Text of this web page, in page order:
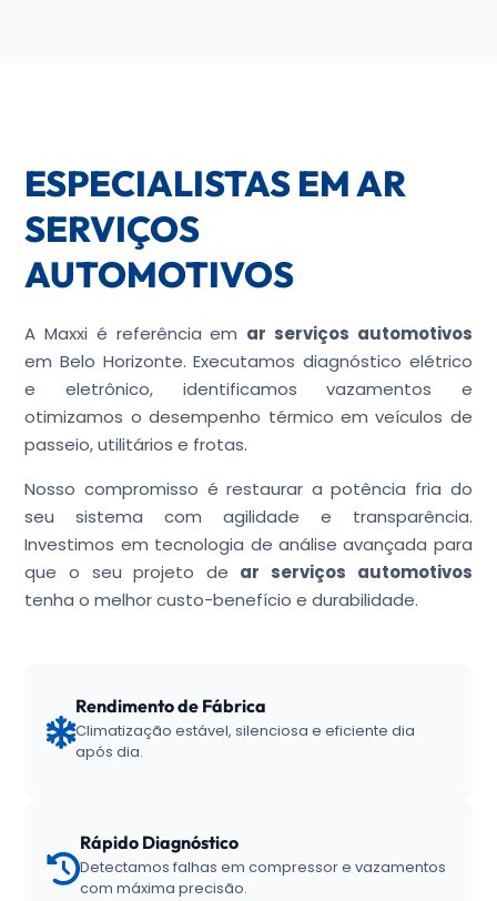
ESPECIALISTAS EM AR
SERVIÇOS
AUTOMOTIVOS
A Maxxi é referência em ar serviços automotivos
em Belo Horizonte. Executamos diagnóstico elétrico
e eletrônico, identificamos vazamentos e
otimizamos o desempenho térmico em veículos de
passeio, utilitários e frotas.
Nosso compromisso é restaurar a potência fria do
seu sistema com agilidade e transparência.
Investimos em tecnologia de análise avançada para
que o seu projeto de ar serviços automotivos
tenha o melhor custo-benefício e durabilidade.
Rendimento de Fábrica
Climatização estável, silenciosa e eficiente dia
após dia.
Rápido Diagnóstico
Detectamos falhas em compressor e vazamentos
com máxima precisão.